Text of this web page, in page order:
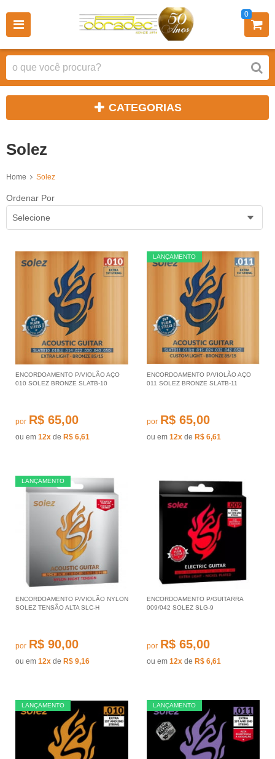
0
CATEGORIAS
Solez
Home Solez
Ordenar Por
Selecione
ENCORDOAMENTO P/VIOLÃO AÇO
010 SOLEZ BRONZE SLATB-10
por R$ 65,00
ou em 12x de R$ 6,61
LANÇAMENTO
ENCORDOAMENTO P/VIOLÃO AÇO
011 SOLEZ BRONZE SLATB-11
por R$ 65,00
ou em 12x de R$ 6,61
LANÇAMENTO
ENCORDOAMENTO P/VIOLÃO NYLON
SOLEZ TENSÃO ALTA SLC-H
por R$ 90,00
ou em 12x de R$ 9,16
ENCORDOAMENTO P/GUITARRA
009/042 SOLEZ SLG-9
por R$ 65,00
ou em 12x de R$ 6,61
LANÇAMENTO LANÇAMENTO